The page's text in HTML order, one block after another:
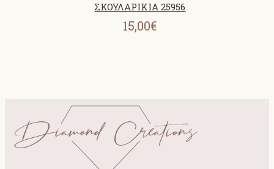
ΣΚΟΥΛΑΡΙΚΙΑ 25956
15,00€